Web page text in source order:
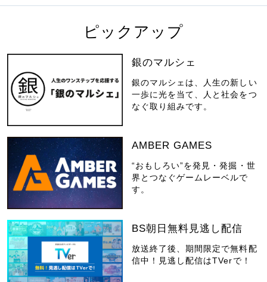
ピックアップ
銀のマルシェ
銀のマルシェは、人生の新しい
一歩に光を当て、人と社会をつ
なぐ取り組みです。
AMBER GAMES
“おもしろい”を発見・発掘・世
界とつなぐゲームレーベルで
す。
BS朝日無料見逃し配信
放送終了後、期間限定で無料配
信中！見逃し配信はTVerで！